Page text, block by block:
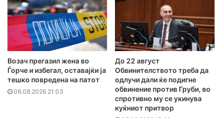
Возач прегазил жена во
Ѓорче и избегал, оставајќи ја
тешко повредена на патот
06.08.2026 21:03
До 22 август
Обвинителството треба да
одлучи дали ќе подигне
обвинение против Груби, во
спротивно му се укинува
куќниот притвор